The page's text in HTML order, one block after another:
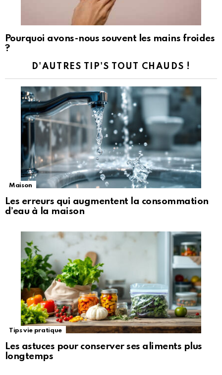
Pourquoi avons-nous souvent les mains froides
?
D'AUTRES TIP'S TOUT CHAUDS !
Maison
Les erreurs qui augmentent la consommation
d’eau à la maison
Tips vie pratique
Les astuces pour conserver ses aliments plus
longtemps